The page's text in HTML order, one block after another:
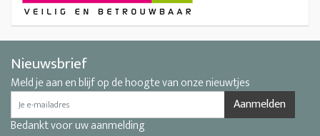
Nieuwsbrief
Meld je aan en blijf op de hoogte van onze nieuwtjes
Aanmelden
Bedankt voor uw aanmelding